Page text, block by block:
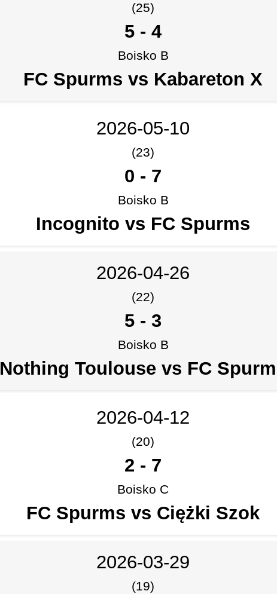
(25)
5 - 4
Boisko B
FC Spurms vs Kabareton X
2026-05-10
(23)
0 - 7
Boisko B
Incognito vs FC Spurms
2026-04-26
(22)
5 - 3
Boisko B
Nothing Toulouse vs FC
2026-04-12
(20)
2 - 7
Boisko C
FC Spurms vs Ciężki Szok
2026-03-29
(19)